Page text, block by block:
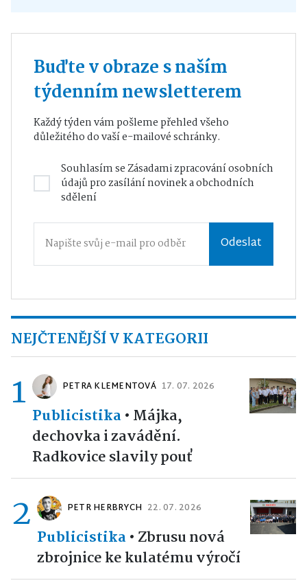
Buďte v obraze s naším
týdenním newsletterem
Každý týden vám pošleme přehled všeho
důležitého do vaší e-mailové schránky.
Souhlasím seZásadami zpracování osobních
údajůpro zasílání novinek a obchodních
sdělení
Odeslat
NEJČTENĚJŠÍ V KATEGORII
1 PETRA KLEMENTOVÁ 17. 07. 2026
Publicistika• Májka,
dechovka i zavádění.
Radkovice slavily pouť
2 PETR HERBRYCH 22. 07. 2026
Publicistika• Zbrusu nová
zbrojnice ke kulatému výročí